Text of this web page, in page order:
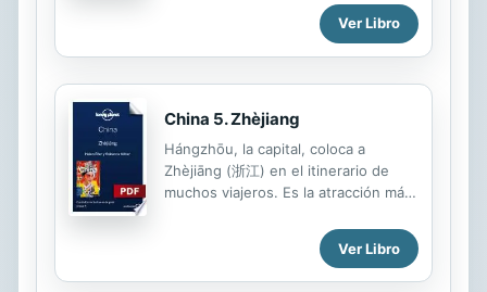
además de bares de moda, galerías y
boutiques de aire urbano en el
revitalizado barrio de Züri-West. •
Fraumünster. • Mapas. • Admirar las
vastas colecciones del Kunsthaus, el
impresionante museo de bellas artes
zuriqués. • Transporte. • Sumarse a
la multitud de la Street Parade, la
fiesta callejera de agosto. •
Restaurantes y alojamiento. Incluye:
Ver Libro
China 5. Zhèjiang
Hángzhōu, la capital, coloca a
Zhèjiāng (浙江) en el itinerario de
muchos viajeros. Es la atracción más
belleza china clásica (y a estar a un
breve trayecto en tren desde
Shanghái); pero la provincia ofrece
Ver Libro